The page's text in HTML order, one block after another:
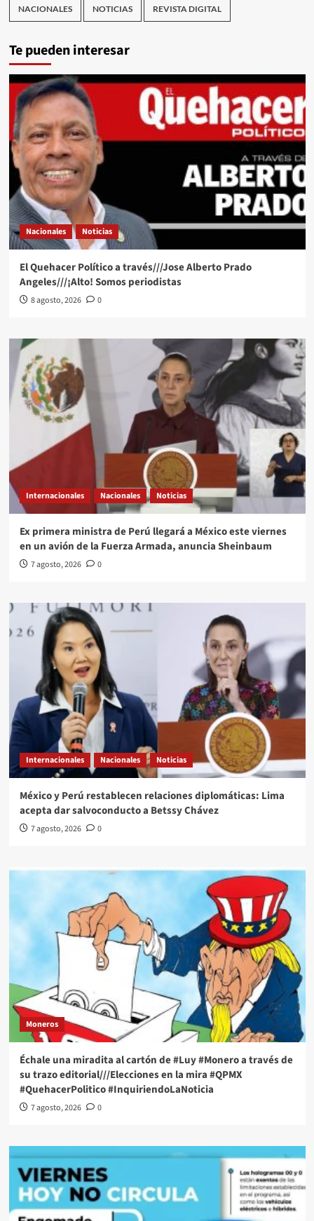
NACIONALES NOTICIAS REVISTA DIGITAL
Te pueden interesar
Nacionales Noticias
El Quehacer Político a través///Jose Alberto Prado
Angeles///¡Alto! Somos periodistas
8 agosto, 2026 0
Internacionales Nacionales Noticias
Ex primera ministra de Perú llegará a México este viernes
en un avión de la Fuerza Armada, anuncia Sheinbaum
7 agosto, 2026 0
Internacionales Nacionales Noticias
México y Perú restablecen relaciones diplomáticas: Lima
acepta dar salvoconducto a Betssy Chávez
7 agosto, 2026 0
Moneros
Échale una miradita al cartón de #Luy #Monero a través de
su trazo editorial///Elecciones en la mira #QPMX
#QuehacerPolitico #InquiriendoLaNoticia
7 agosto, 2026 0